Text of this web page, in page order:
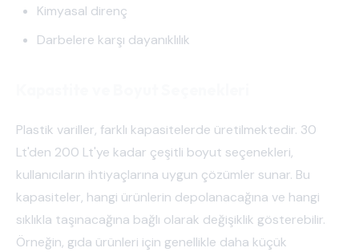
Kimyasal direnç
Darbelere karşı dayanıklılık
Plastik variller, farklı kapasitelerde üretilmektedir. 30
Lt'den 200 Lt'ye kadar çeşitli boyut seçenekleri,
kullanıcıların ihtiyaçlarına uygun çözümler sunar. Bu
kapasiteler, hangi ürünlerin depolanacağına ve hangi
sıklıkla taşınacağına bağlı olarak değişiklik gösterebilir.
Örneğin, gıda ürünleri için genellikle daha küçük